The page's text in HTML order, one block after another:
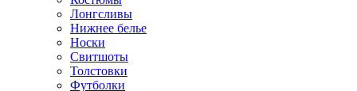
Лонгсливы
Нижнее белье
Носки
Свитшоты
Толстовки
Футболки